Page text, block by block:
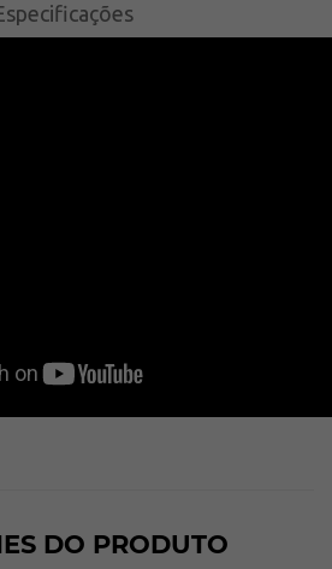
DO PRODUTO